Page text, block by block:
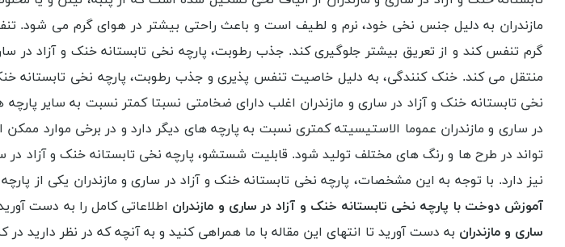
مازندران به دلیل جنس نخی خود، نرم و لطیف است و باعث راحتی بیشتر در هوای گرم می شود.
گرم تنفس کند و از تعریق بیشتر جلوگیری کند. جذب رطوبت، پارچه نخی تابستانه خنک و آزاد در
منتقل می کند. خنک کنندگی، به دلیل خاصیت تنفس پذیری و جذب رطوبت، پارچه نخی تابستانه
نخی تابستانه خنک و آزاد در ساری و مازندران اغلب دارای ضخامتی نسبتا کمتر نسبت به سایر
در ساری و مازندران عموما الاستیسیته کمتری نسبت به پارچه های دیگر دارد و در برخی
تواند در طرح ها و رنگ های مختلف تولید شود. قابلیت شستشو، پارچه نخی تابستانه خنک و آزاد در
نیز دارد. با توجه به این مشخصات، پارچه نخی تابستانه خنک و آزاد در ساری و مازندران یکی از
آموزش دوخت با پارچه نخی تابستانه خنک و آزاد در ساری و مازندران اطلاعاتی کامل را به دست
ساری و مازندران به دست آورید تا انتهای این مقاله با ما همراهی کنید و به آنچه که در نظر دارید در